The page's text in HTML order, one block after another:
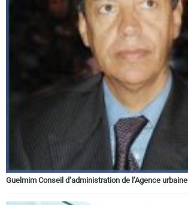
Guelmim Conseil d’administration de l’Agence urbaine